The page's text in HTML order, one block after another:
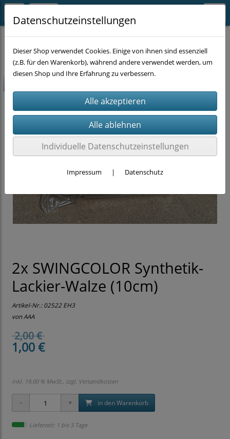
MALERZUBEHÖR
2x SWINGCOLOR Synthetik-
Lackier-Walze (10cm)
Artikel-Nr.:02522 EH3
von AAA
2,00 €
1,00 €
inkl. 19,00 % MwSt., zzgl. Versandkosten
in den Warenkorb
Lieferzeit: 1 bis 3 Tage
Datenschutzeinstellungen
Dieser Shop verwendet Cookies. Einige von ihnen sind essenziell
(z.B. für den Warenkorb), während andere verwendet werden, um
diesen Shop und Ihre Erfahrung zu verbessern.
Individuelle Datenschutzeinstellungen
Impressum | Datenschutz